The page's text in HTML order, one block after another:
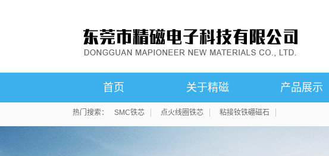
首页 关于精磁
公司简介
产品展示
热门搜索： SMC铁芯 点火线圈铁芯 粘接钕铁硼磁石